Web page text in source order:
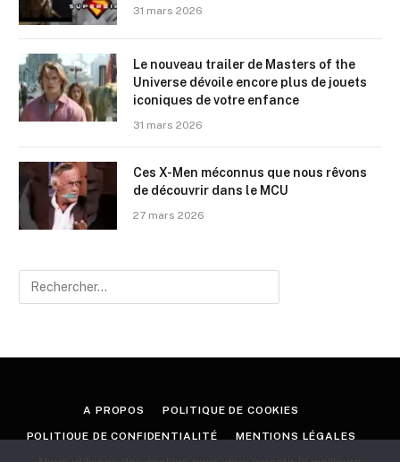
31 mars 2026
Le nouveau trailer de Masters of the
Universe dévoile encore plus de jouets
iconiques de votre enfance
31 mars 2026
Ces X-Men méconnus que nous rêvons
de découvrir dans le MCU
27 mars 2026
A PROPOS POLITIQUE DE COOKIES
POLITIQUE DE CONFIDENTIALITÉ MENTIONS LÉGALES